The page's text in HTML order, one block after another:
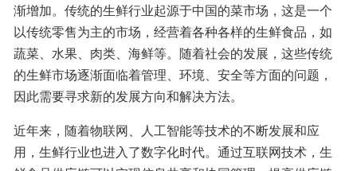
渐增加。传统的生鲜行业起源于中国的菜市场，这是一个
以传统零售为主的市场，经营着各种各样的生鲜食品，如
蔬菜、水果、肉类、海鲜等。随着社会的发展，这些传统
的生鲜市场逐渐面临着管理、环境、安全等方面的问题，
因此需要寻求新的发展方向和解决方法。
近年来，随着物联网、人工智能等技术的不断发展和应
用，生鲜行业也进入了数字化时代。通过互联网技术，生